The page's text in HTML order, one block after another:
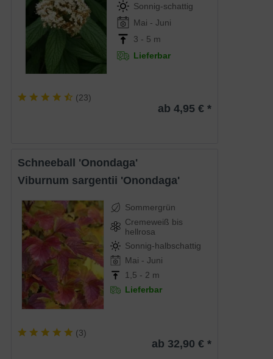
Sonnig-schattig
Mai - Juni
3 - 5 m
Lieferbar
(23)
ab 4,95 € *
Schneeball 'Onondaga'
Viburnum sargentii 'Onondaga'
Sommergrün
Cremeweiß bis
hellrosa
Sonnig-halbschattig
Mai - Juni
1,5 - 2 m
Lieferbar
(3)
ab 32,90 € *